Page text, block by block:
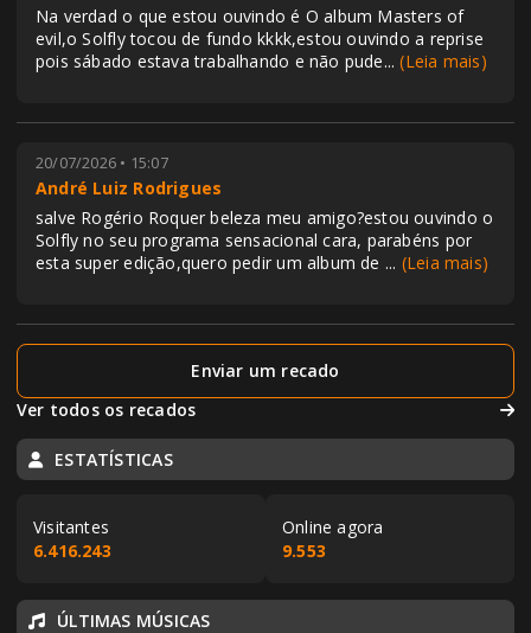
Na verdad o que estou ouvindo é O album Masters of
evil,o Solfly tocou de fundo kkkk,estou ouvindo a reprise
pois sábado estava trabalhando e não pude...(Leia mais)
André Luiz Rodrigues
20/07/2026 • 15:07
salve Rogério Roquer beleza meu amigo?estou ouvindo o
Solfly no seu programa sensacional cara, parabéns por
esta super edição,quero pedir um album de ... (Leia mais)
Enviar um recado
Ver todos os recados
ESTATÍSTICAS
Visitantes
6.416.243
Online agora
9.553
ÚLTIMAS MÚSICAS